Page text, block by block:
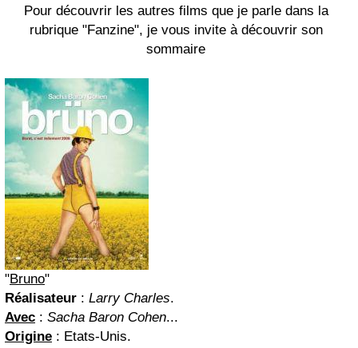
Pour découvrir les autres films que je parle dans la
rubrique "Fanzine", je vous invite à découvrir son
sommaire
"Bruno"
Réalisateur : Larry Charles.
Avec : Sacha Baron Cohen...
Origine : Etats-Unis.